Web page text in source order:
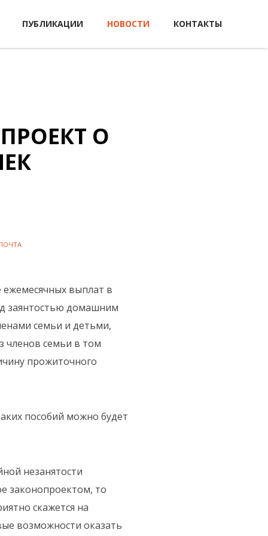
ПУБЛИКАЦИИ НОВОСТИ КОНТАКТЫ
О
выплат в
заянтостью домашним
семьи и детьми,
членов семьи в том
прожиточного
пособий можно будет
незанятости
законопроектом, то
скажется на
возможности оказать